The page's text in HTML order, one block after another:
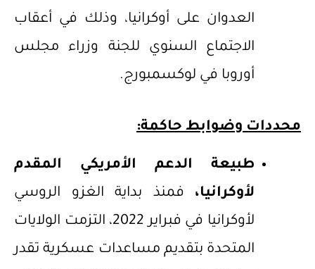
العدوان على أوكرانيا، وذلك في أعقاب
الاجتماع السنوي للجنة وزراء مجلس
أوروبا في لوكسمبورج.
محددات وضوابط حاكمة:
طبيعة الدعم الأمريكي المقدم
لأوكرانيا، فمنذ بداية الغزو الروسي
لأوكرانيا في فبراير 2022، التزمت الولايات
المتحدة بتقديم مساعدات عسكرية تقدر